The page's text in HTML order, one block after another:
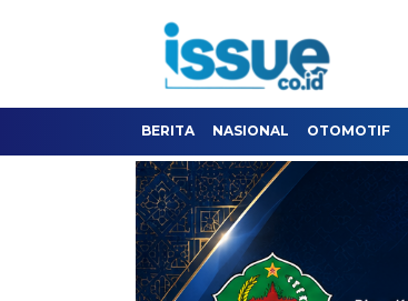
BERITA NASIONAL OTOMOTIF